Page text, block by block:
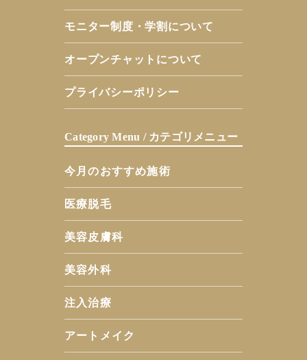
モニター制度・学割について
オープンチャットについて
プライバシーポリシー
Category Menu / カテゴリメニュー
今月のおすすめ施術
医療脱毛
美容皮膚科
美容外科
注入治療
アートメイク